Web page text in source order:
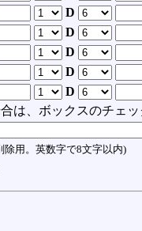
D
D
D
D
D
は、ボックスのチェッ
除用。英数字で8文字以内)